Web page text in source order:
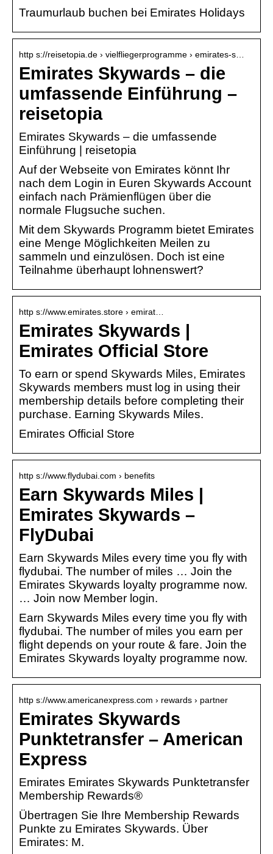
Traumurlaub buchen bei Emirates Holidays
http s://reisetopia.de › vielfliegerprogramme › emirates-s…
Emirates Skywards – die
umfassende Einführung –
reisetopia
Emirates Skywards – die umfassende
Einführung | reisetopia
Auf der Webseite von Emirates könnt Ihr
nach dem Login in Euren Skywards Account
einfach nach Prämienflügen über die
normale Flugsuche suchen.
Mit dem Skywards Programm bietet Emirates
eine Menge Möglichkeiten Meilen zu
sammeln und einzulösen. Doch ist eine
Teilnahme überhaupt lohnenswert?
http s://www.emirates.store › emirat…
Emirates Skywards |
Emirates Official Store
To earn or spend Skywards Miles, Emirates
Skywards members must log in using their
membership details before completing their
purchase. Earning Skywards Miles.
Emirates Official Store
http s://www.flydubai.com › benefits
Earn Skywards Miles |
Emirates Skywards –
FlyDubai
Earn Skywards Miles every time you fly with
flydubai. The number of miles … Join the
Emirates Skywards loyalty programme now.
… Join now Member login.
Earn Skywards Miles every time you fly with
flydubai. The number of miles you earn per
flight depends on your route & fare. Join the
Emirates Skywards loyalty programme now.
http s://www.americanexpress.com › rewards › partner
Emirates Skywards
Punktetransfer – American
Express
Emirates Emirates Skywards Punktetransfer
Membership Rewards®
Übertragen Sie Ihre Membership Rewards
Punkte zu Emirates Skywards. Über
Emirates: M.